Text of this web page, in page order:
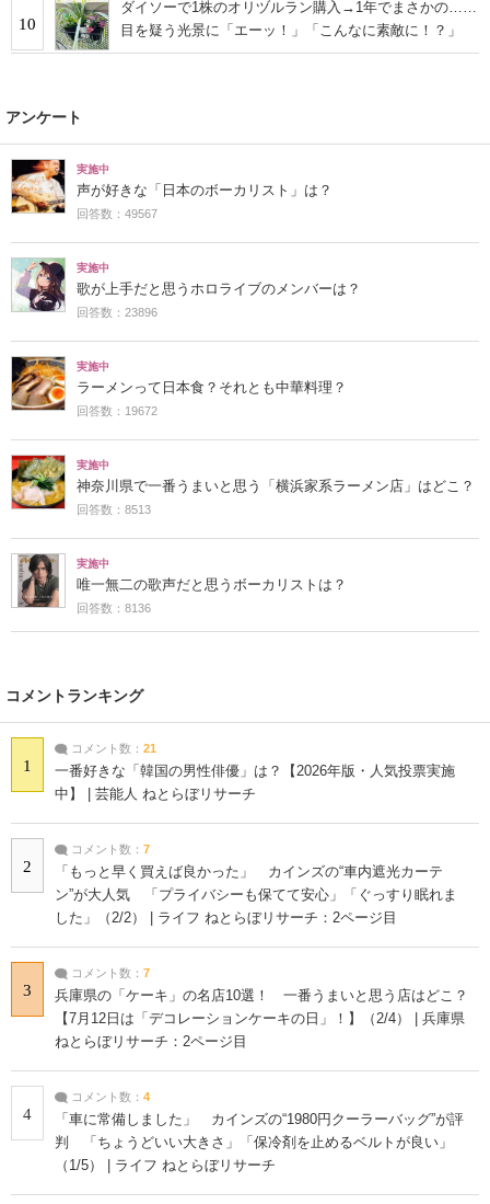
10
ダイソーで1株のオリヅルラン購入→1年でまさかの……
目を疑う光景に「エーッ！」「こんなに素敵に！？」
アンケート
実施中
声が好きな「日本のボーカリスト」は？
回答数：49567
実施中
歌が上手だと思うホロライブのメンバーは？
回答数：23896
実施中
ラーメンって日本食？それとも中華料理？
回答数：19672
実施中
神奈川県で一番うまいと思う「横浜家系ラーメン店」はどこ？
回答数：8513
実施中
唯一無二の歌声だと思うボーカリストは？
回答数：8136
コメントランキング
1
コメント数： 21
一番好きな「韓国の男性俳優」は？【2026年版・人気投票実施
中】 | 芸能人 ねとらぼリサーチ
2
コメント数： 7
「もっと早く買えば良かった」 カインズの“車内遮光カーテ
ン”が大人気 「プライバシーも保てて安心」「ぐっすり眠れま
した」（2/2） | ライフ ねとらぼリサーチ：2ページ目
3
コメント数： 7
兵庫県の「ケーキ」の名店10選！ 一番うまいと思う店はどこ？
【7月12日は「デコレーションケーキの日」！】（2/4） | 兵庫県
ねとらぼリサーチ：2ページ目
4
コメント数： 4
「車に常備しました」 カインズの“1980円クーラーバッグ”が評
判 「ちょうどいい大きさ」「保冷剤を止めるベルトが良い」
（1/5） | ライフ ねとらぼリサーチ